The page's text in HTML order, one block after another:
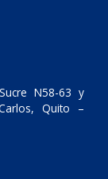
N58-63 y
Quito –